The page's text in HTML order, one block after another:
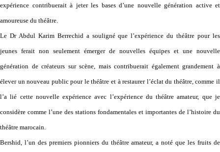
expérience contribuerait à jeter les bases d’une nouvelle génération active et
amoureuse du théâtre.
Le Dr Abdul Karim Berrechid a souligné que l’expérience du théâtre pour les
jeunes ferait non seulement émerger de nouvelles équipes et une nouvelle
génération de créateurs sur scène, mais contribuerait également grandement à
élever un nouveau public pour le théâtre et à restaurer l’éclat du théâtre, comme il
l’a lié cette nouvelle expérience avec l’expérience du théâtre amateur, que je
considère comme l’une des stations fondamentales et importantes de l’histoire du
théâtre marocain.
Bershid, l’un des premiers pionniers du théâtre amateur, a noté que les fruits de